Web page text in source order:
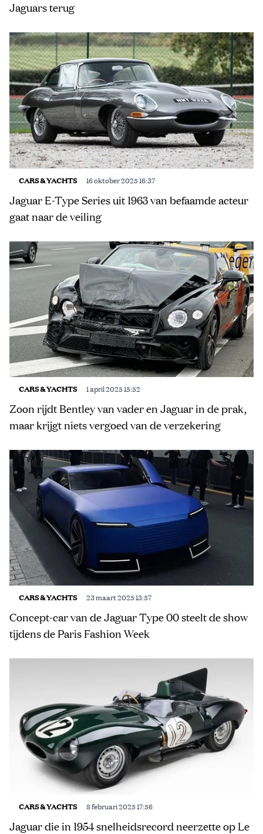
Jaguars terug
CARS & YACHTS 16 oktober 2025 16:37
Jaguar E-Type Series uit 1963 van befaamde acteur
gaat naar de veiling
CARS & YACHTS 1 april 2025 15:52
Zoon rijdt Bentley van vader en Jaguar in de prak,
maar krijgt niets vergoed van de verzekering
CARS & YACHTS 23 maart 2025 13:57
Concept-car van de Jaguar Type 00 steelt de show
tijdens de Paris Fashion Week
CARS & YACHTS 8 februari 2025 17:56
Jaguar die in 1954 snelheidsrecord neerzette op Le